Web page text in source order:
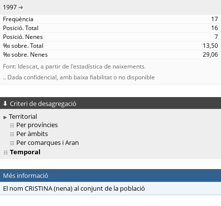
1997
17
16
7
13,50
29,06
Font: Idescat, a partir de l'estadística de naixements.
.. Dada confidencial, amb baixa fiabilitat o no disponible
Criteri de desagregació
Territorial
Per províncies
Per àmbits
Per comarques i Aran
Temporal
Més informació
El nom CRISTINA (nena) al conjunt de la població